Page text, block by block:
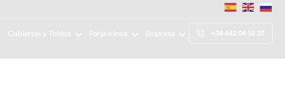
Cubiertas y Toldos Forja e Inox Empresa +34 642 04 58 37